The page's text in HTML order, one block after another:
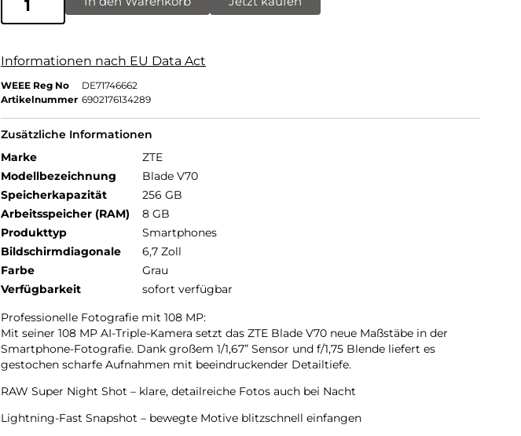
Informationen nach EU Data Act
WEEE Reg No
DE71746662
Artikelnummer 6902176134289
Zusätzliche Informationen
Marke
ZTE
Modellbezeichnung
Blade V70
Speicherkapazität
256 GB
Arbeitsspeicher (RAM)
8 GB
Produkttyp
Smartphones
Bildschirmdiagonale
6,7 Zoll
Farbe
Grau
Verfügbarkeit
sofort verfügbar
Professionelle Fotografie mit 108 MP:
Mit seiner 108 MP AI-Triple-Kamera setzt das ZTE Blade V70 neue Maßstäbe in der
Smartphone-Fotografie. Dank großem 1/1,67” Sensor und f/1,75 Blende liefert es
gestochen scharfe Aufnahmen mit beeindruckender Detailtiefe.
RAW Super Night Shot – klare, detailreiche Fotos auch bei Nacht
Lightning-Fast Snapshot – bewegte Motive blitzschnell einfangen